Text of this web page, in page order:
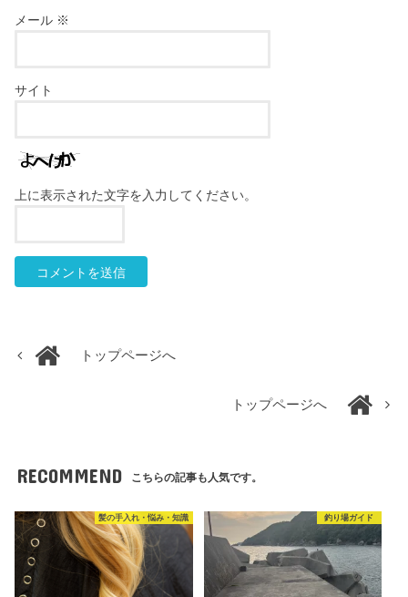
メール ※
サイト
上に表示された文字を入力してください。
トップページへ
トップページへ
RECOMMEND こちらの記事も人気です。
髪の手入れ・悩み・知識 釣り場ガイド